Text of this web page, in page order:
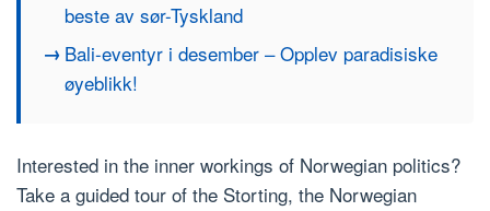
beste av sør-Tyskland
Bali-eventyr i desember – Opplev paradisiske
øyeblikk!
Interested in the inner workings of Norwegian politics?
Take a guided tour of the Storting, the Norwegian